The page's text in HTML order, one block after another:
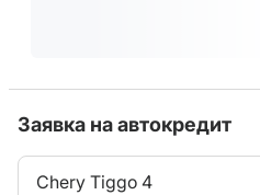
Заявка на автокредит
Chery Tiggo 4